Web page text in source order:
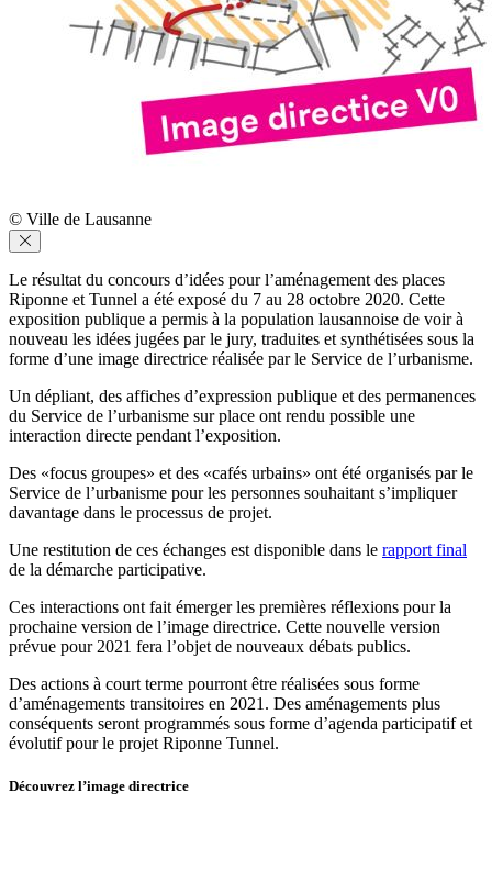
© Ville de Lausanne
Le résultat du concours d’idées pour l’aménagement des places
Riponne et Tunnel a été exposé du 7 au 28 octobre 2020. Cette
exposition publique a permis à la population lausannoise de voir à
nouveau les idées jugées par le jury, traduites et synthétisées sous la
forme d’une image directrice réalisée par le Service de l’urbanisme.
Un dépliant, des affiches d’expression publique et des permanences
du Service de l’urbanisme sur place ont rendu possible une
interaction directe pendant l’exposition.
Des «focus groupes» et des «cafés urbains» ont été organisés par le
Service de l’urbanisme pour les personnes souhaitant s’impliquer
davantage dans le processus de projet.
Une restitution de ces échanges est disponible dans le rapport final
de la démarche participative.
Ces interactions ont fait émerger les premières réflexions pour la
prochaine version de l’image directrice. Cette nouvelle version
prévue pour 2021 fera l’objet de nouveaux débats publics.
Des actions à court terme pourront être réalisées sous forme
d’aménagements transitoires en 2021. Des aménagements plus
conséquents seront programmés sous forme d’agenda participatif et
évolutif pour le projet Riponne Tunnel.
Découvrez l’image directrice